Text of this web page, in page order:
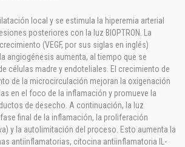
local y se estimula la hiperemia arterial
posteriores con la luz BIOPTRON. La
(VEGF, por sus siglas en inglés)
angiogénesis aumenta, al tiempo que se
células madre y endoteliales. El crecimiento de
de la microcirculación mejoran la oxigenación
en el foco de la inflamación y promueve la
de desecho. A continuación, la luz
final de la inflamación, la proliferación
y la autolimitación del proceso. Esto aumenta la
antiinflamatorias, citocina antiinflamatoria IL-